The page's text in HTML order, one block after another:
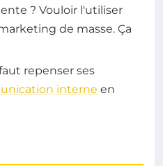
? Vouloir l'utiliser
de masse. Ça
repenser ses
interne en